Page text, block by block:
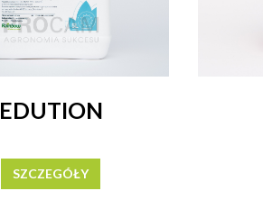
EDUTION
SZCZEGÓŁY